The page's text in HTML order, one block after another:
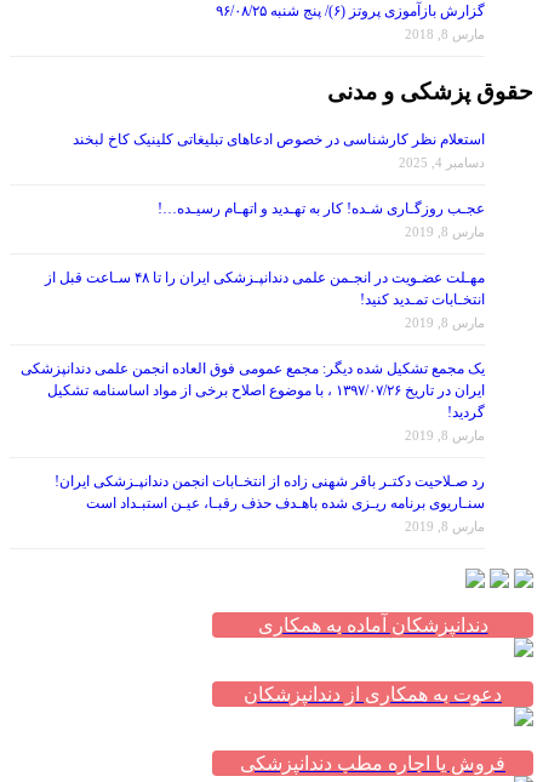
گزارش بازآموزی پروتز (۶)/ پنج شنبه ۹۶/۰۸/۲۵
مارس 8, 2018
حقوق پزشکی و مدنی
استعلام نظر کارشناسی در خصوص ادعاهای تبلیغاتی کلینیک کاخ لبخند
دسامبر 4, 2025
عجـب روزگـاری شـده! کار به تهـدید و اتهـام رسیـده…!
مارس 8, 2019
مهـلت عضـویت در انجـمن علمی دندانپـزشکی ایران را تا ۴۸ سـاعت قبل از
انتخـابات تمـدید کنید!
مارس 8, 2019
یک مجمع تشکیل شده دیگر: مجمع عمومی فوق العاده انجمن علمی دندانپزشکی
ایران در تاریخ ۱۳۹۷/۰۷/۲۶ ، با موضوع اصلاح برخی از مواد اساسنامه تشکیل
گردید!
مارس 8, 2019
رد صـلاحیت دکتـر باقر شهنی زاده از انتخـابات انجمن دندانپـزشکی ایران!
سنـاریوی برنامه ریـزی شده باهـدف حذف رقبـا، عیـن استبـداد است
مارس 8, 2019
دندانپزشکان آماده به همکاری
دعوت به همکاری از دندانپزشکان
فروش یا اجاره مطب دندانپزشکی